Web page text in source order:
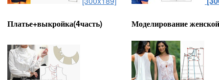
Платье+выкройка(4часть) Моделирование